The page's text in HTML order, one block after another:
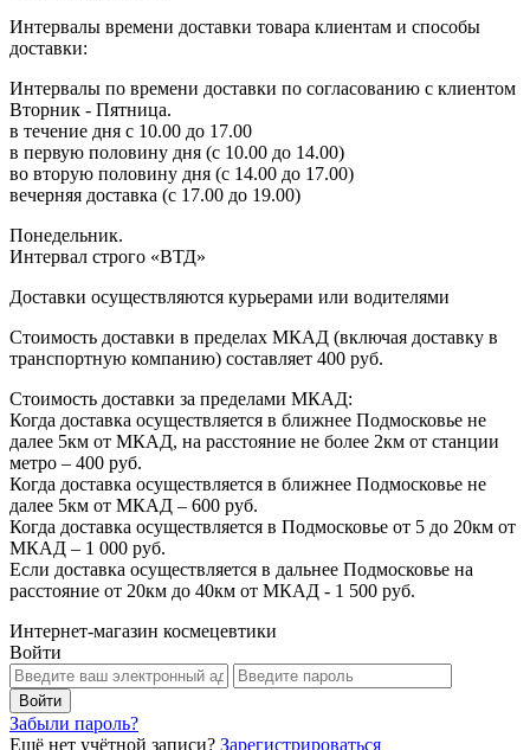
Интервалы времени доставки товара клиентам и способы
доставки:
Интервалы по времени доставки по согласованию с клиентом
Вторник - Пятница.
в течение дня с 10.00 до 17.00
в первую половину дня (с 10.00 до 14.00)
во вторую половину дня (с 14.00 до 17.00)
вечерняя доставка (с 17.00 до 19.00)
Понедельник.
Интервал строго «ВТД»
Доставки осуществляются курьерами или водителями
Стоимость доставки в пределах МКАД (включая доставку в
транспортную компанию) составляет 400 руб.
Стоимость доставки за пределами МКАД:
Когда доставка осуществляется в ближнее Подмосковье не
далее 5км от МКАД, на расстояние не более 2км от станции
метро – 400 руб.
Когда доставка осуществляется в ближнее Подмосковье не
далее 5км от МКАД – 600 руб.
Когда доставка осуществляется в Подмосковье от 5 до 20км от
МКАД – 1 000 руб.
Если доставка осуществляется в дальнее Подмосковье на
расстояние от 20км до 40км от МКАД - 1 500 руб.
Интернет-магазин космецевтики
Войти
Забыли пароль?
Ещё нет учётной записи? Зарегистрироваться